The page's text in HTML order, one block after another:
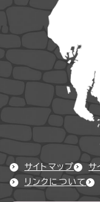
サイトマップ サ
リンクについて